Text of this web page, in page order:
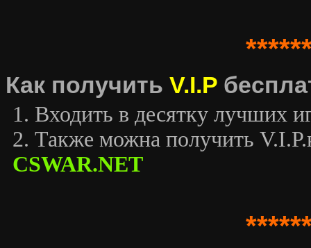
Как получить V.I.P
1. Входить в десятку лучших
2. Также можна получить
CSWAR.NET